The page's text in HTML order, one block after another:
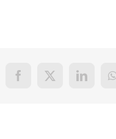
Facebook
X